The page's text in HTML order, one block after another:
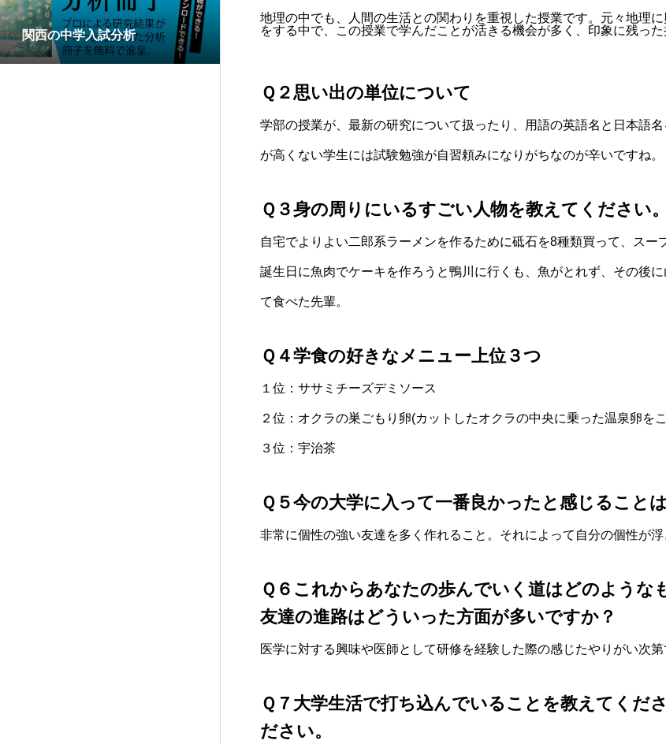
関西の中学入試分析
地理の中でも、人間の生活との関わりを重視した授業です。元々地理
をする中で、この授業で学んだことが活きる機会が多く、印象に残った
Ｑ２思い出の単位について
学部の授業が、最新の研究について扱ったり、用語の英語名と日本語
が高くない学生には試験勉強が自習頼みになりがちなのが辛いですね。
Ｑ３身の周りにいるすごい人物を教えてください。
自宅でよりよい二郎系ラーメンを作るために砥石を8種類買って、スー
誕生日に魚肉でケーキを作ろうと鴨川に行くも、魚がとれず、その後
て食べた先輩。
Ｑ４学食の好きなメニュー上位３つ
１位：ササミチーズデミソース
２位：オクラの巣ごもり卵(カットしたオクラの中央に乗った温泉卵を
３位：宇治茶
Ｑ５今の大学に入って一番良かったと感じること
非常に個性の強い友達を多く作れること。それによって自分の個性が浮
Ｑ６これからあなたの歩んでいく道はどのよう
友達の進路はどういった方面が多いですか？
医学に対する興味や医師として研修を経験した際の感じたやりがい次第
Ｑ７大学生活で打ち込んでいることを教えてくだ
ださい。